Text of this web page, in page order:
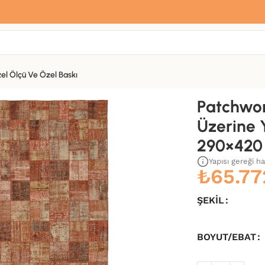
özel hoş geldin hediyemiz
Hemen üye ol, ilk siparişinde%10 indirimfırsatını yakala.
Ölçü Ve Özel Baskı
Üzerine
290×420
Yapısı gereği
₺
ŞEKIL
BOYUT/EBAT